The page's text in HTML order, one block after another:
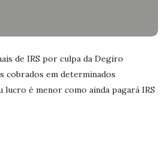
de IRS por culpa da Degiro
cobrados em determinados
lucro é menor como ainda pagará IRS